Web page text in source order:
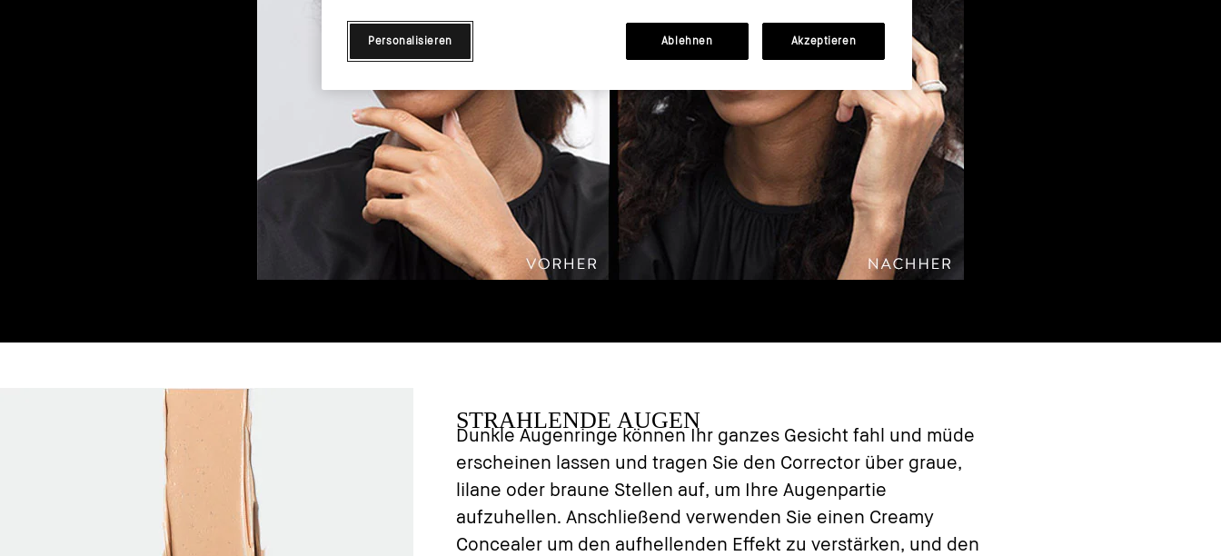
STRAHLENDE AUGEN
Dunkle Augenringe können Ihr ganzes Gesicht fahl und müde
erscheinen lassen und tragen Sie den Corrector über graue,
lilane oder braune Stellen auf, um Ihre Augenpartie
aufzuhellen. Anschließend verwenden Sie einen Creamy
Concealer um den aufhellenden Effekt zu verstärken, und den
Personalisieren Ablehnen Akzeptieren